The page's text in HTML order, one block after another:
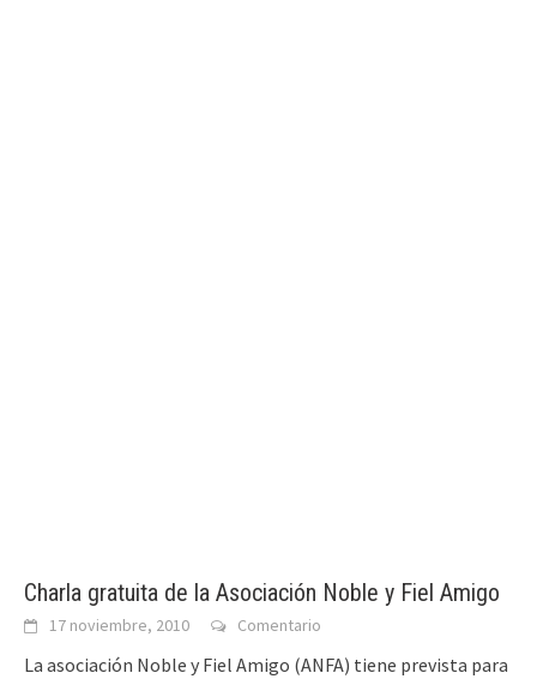
Charla gratuita de la Asociación Noble y Fiel Amigo
17 noviembre, 2010 Comentario
La asociación Noble y Fiel Amigo (ANFA) tiene prevista para